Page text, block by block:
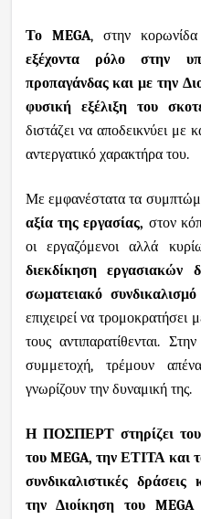
Το MEGA, στην
εξέχοντα ρόλο στην
προπαγάνδας και με την
φυσική εξέλιξη του
διστάζει να αποδεικνύει με
αντεργατικό χαρακτήρα του.
Με εμφανέστατα τα
αξία της εργασίας, στον
οι εργαζόμενοι αλλά
διεκδίκηση
σωματειακό
επιχειρεί να
τους αντιπαρατίθενται.
συμμετοχή, τρέμουν
γνωρίζουν την δυναμική της.
Η ΠΟΣΠΕΡΤ στηρίζει
του MEGA, την ΕΤΙΤΑ και
συνδικαλιστικές δράσεις
την Διοίκηση τουMEGA